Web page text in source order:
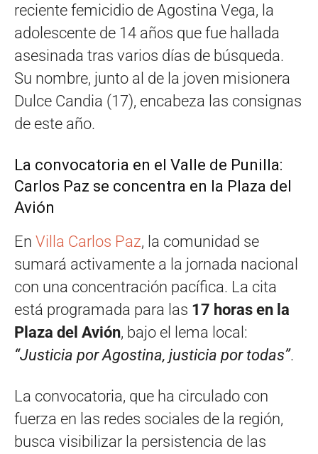
reciente femicidio de Agostina Vega, la
adolescente de 14 años que fue hallada
asesinada tras varios días de búsqueda.
Su nombre, junto al de la joven misionera
Dulce Candia (17), encabeza las consignas
de este año.
La convocatoria en el Valle de Punilla:
Carlos Paz se concentra en la Plaza del
Avión
En Villa Carlos Paz, la comunidad se
sumará activamente a la jornada nacional
con una concentración pacífica. La cita
está programada para las 17 horas en la
Plaza del Avión, bajo el lema local:
“Justicia por Agostina, justicia por todas”.
La convocatoria, que ha circulado con
fuerza en las redes sociales de la región,
busca visibilizar la persistencia de las